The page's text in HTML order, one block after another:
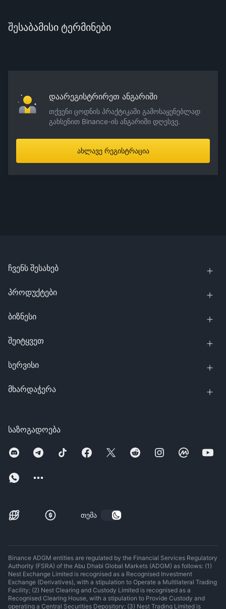
შესაბამისი ტერმინები
დაარეგისტრირეთ ანგარიში
თქვენი ცოდნის პრაქტიკაში გამოსაყენებლად
გახსენით Binance-ის ანგარიში დღესვე.
ახლავე რეგისტრაცია
საზოგადოება
თემა
ჩვენს შესახებ
პროდუქტები
ბიზნესი
შეიტყვეთ
სერვისი
მხარდაჭერა
Binance ADGM entities are regulated by the Financial Services Regulatory
Authority (FSRA) of the Abu Dhabi Global Markets (ADGM) as follows: (1)
Nest Exchange Limited is recognised as a Recognised Investment
Exchange (Derivatives), with a stipulation to Operate a Multilateral Trading
Facility; (2) Nest Clearing and Custody Limited is recognised as a
Recognised Clearing House, with a stipulation to Provide Custody and
operating a Central Securities Depository; (3) Nest Trading Limited is